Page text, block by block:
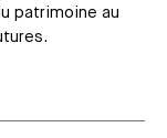
patrimoine au